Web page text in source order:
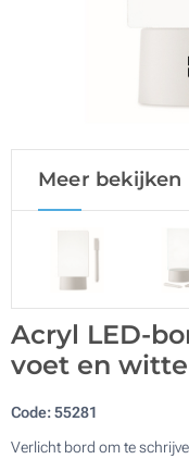
Meer bekijken
Acryl LED-
voet en
Code:55281
Verlicht bord om te